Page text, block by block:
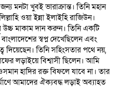
মনটা খুবই ভারাক্রান্ত। তিনি মহান
ওয়া ইন্না ইলাইহি রাজিউন।
উচ্চ মাকাম দান করুন। তিনি একটি
স্বপ্ন দেখেছিলেন এবং
দিয়েছেন। তিনি সহিংসতার পথে নয়,
লড়াইয়ে বিশ্বাসী ছিলেন। আমি
হাদির রক্ত বিফলে যাবে না। তার
আমাদের ঐক্যবদ্ধ লড়াই অব্যাহত